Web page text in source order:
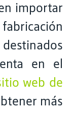
importar
en el
web de
más